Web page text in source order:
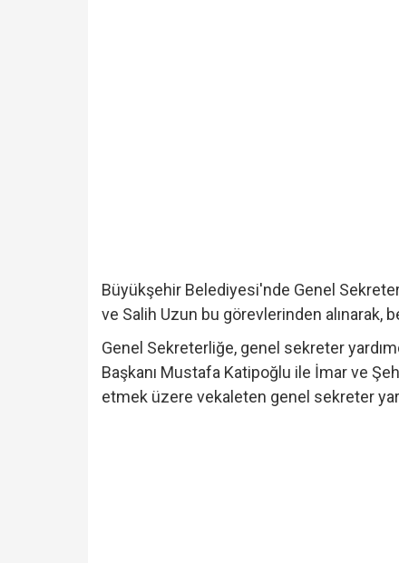
Büyükşehir Belediyesi'nde Genel
ve Salih Uzun bu görevlerinden
Genel Sekreterliğe, genel sekreter
Başkanı Mustafa Katipoğlu ile İmar ve
etmek üzere vekaleten genel sekreter